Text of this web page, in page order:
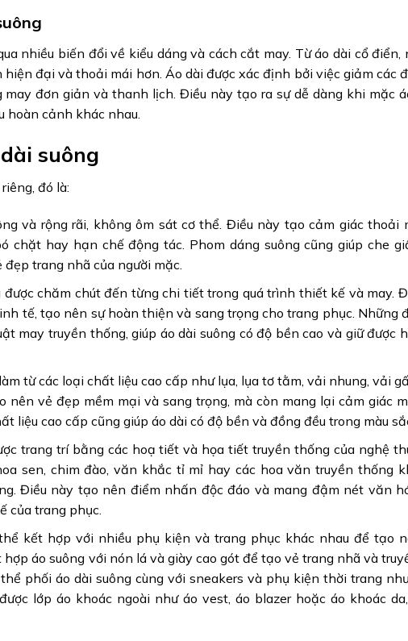
nhiều biến đổi về kiểu dáng và cách cắt may. Từ áo dài cổ điển,
đại và thoải mái hơn. Áo dài được xác định bởi việc giảm các
đơn giản và thanh lịch. Điều này tạo ra sự dễ dàng khi mặc
hoàn cảnh khác nhau.
suông
đó là:
và rộng rãi, không ôm sát cơ thể. Điều này tạo cảm giác thoải
chặt hay hạn chế động tác. Phom dáng suông cũng giúp che
trang nhã của người mặc.
chăm chút đến từng chi tiết trong quá trình thiết kế và may.
tế, tạo nên sự hoàn thiện và sang trọng cho trang phục. Những
may truyền thống, giúp áo dài suông có độ bền cao và giữ được
từ các loại chất liệu cao cấp như lụa, lụa tơ tằm, vải nhung, vải
nên vẻ đẹp mềm mại và sang trọng, mà còn mang lại cảm giác
liệu cao cấp cũng giúp áo dài có độ bền và đồng đều trong màu
trang trí bằng các hoạ tiết và họa tiết truyền thống của nghệ
sen, chim đào, văn khắc tỉ mỉ hay các hoa văn truyền thống
Điều này tạo nên điểm nhấn độc đáo và mang đậm nét văn
của trang phục.
kết hợp với nhiều phụ kiện và trang phục khác nhau để tạo
áo suông với nón lá và giày cao gót để tạo vẻ trang nhã và
phối áo dài suông cùng với sneakers và phụ kiện thời trang
lớp áo khoác ngoài như áo vest, áo blazer hoặc áo khoác